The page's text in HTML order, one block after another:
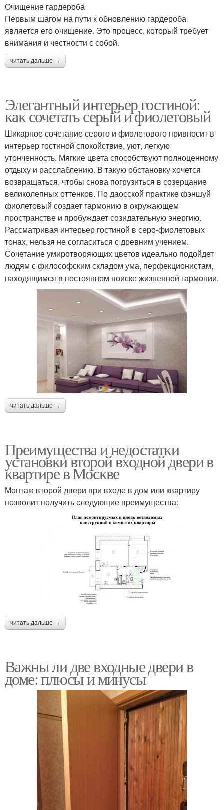
Очищение гардероба
Первым шагом на пути к обновлению гардероба
является его очищение. Это процесс, который требует
внимания и честности с собой.
читать дальше →
Элегантный интерьер гостиной:
как сочетать серый и фиолетовый
Шикарное сочетание серого и фиолетового привносит в
интерьер гостиной спокойствие, уют, легкую
утонченность. Мягкие цвета способствуют полноценному
отдыху и расслаблению. В такую обстановку хочется
возвращаться, чтобы снова погрузиться в созерцание
великолепных оттенков. По даосской практике фэншуй
фиолетовый создает гармонию в окружающем
пространстве и пробуждает созидательную энергию.
Рассматривая интерьер гостиной в серо-фиолетовых
тонах, нельзя не согласиться с древним учением.
Сочетание умиротворяющих цветов идеально подойдет
людям с философским складом ума, перфекционистам,
находящимся в постоянном поиске жизненной гармонии.
читать дальше →
Преимущества и недостатки
установки второй входной двери в
квартире в Москве
Монтаж второй двери при входе в дом или квартиру
позволит получить следующие преимущества:
читать дальше →
Важны ли две входные двери в
доме: плюсы и минусы